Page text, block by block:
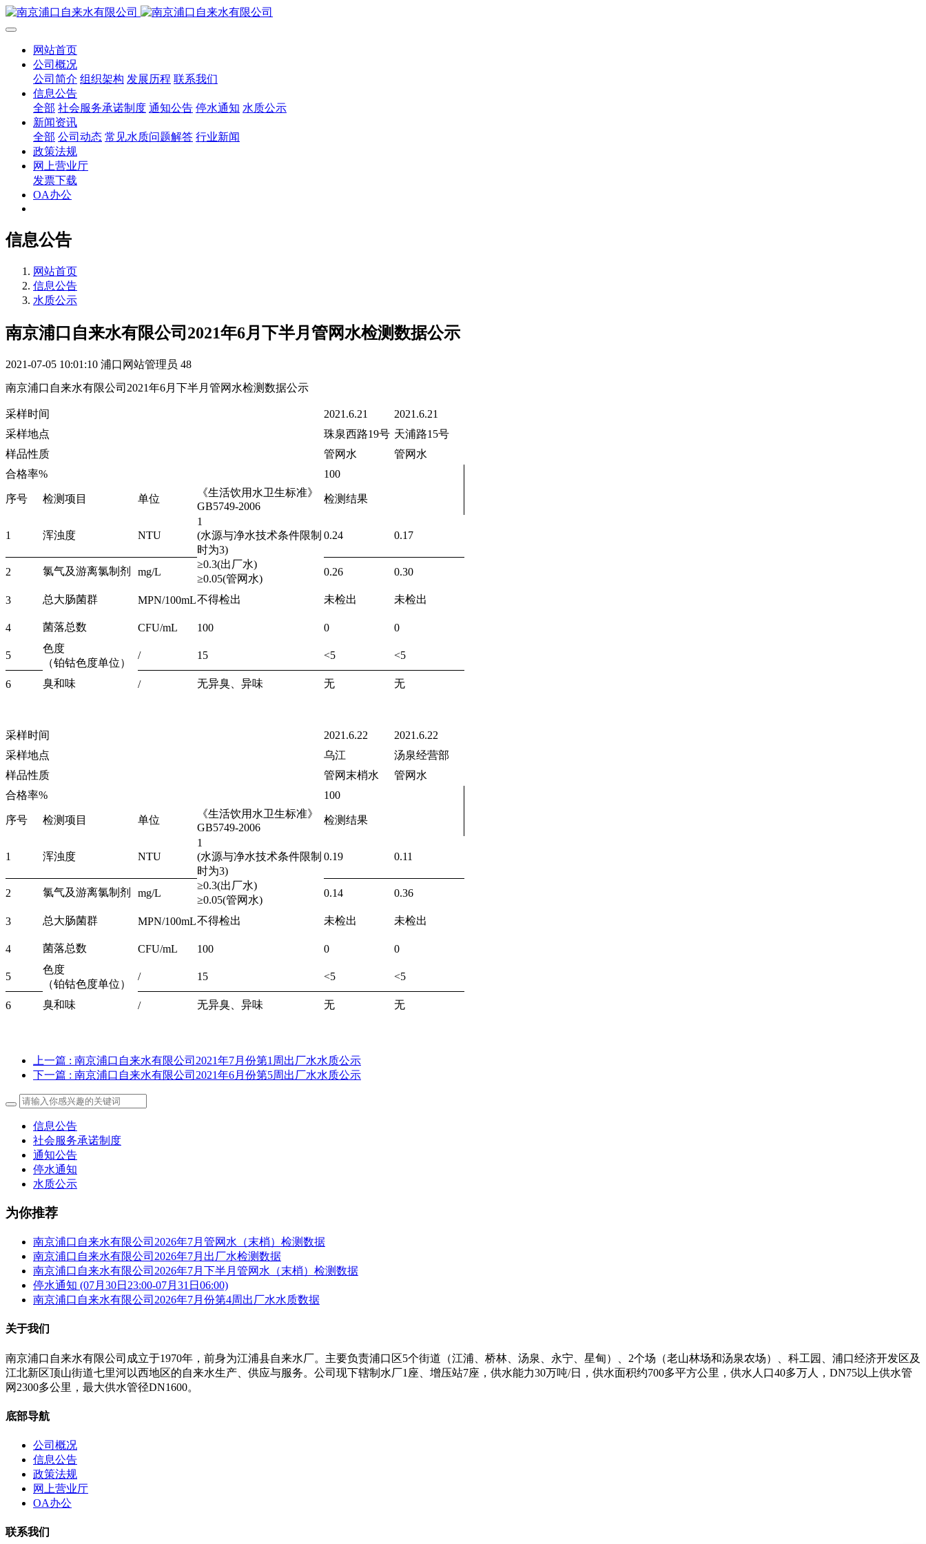
网站首页
公司概况
公司简介 组织架构 发展历程 联系我们
信息公告
全部 社会服务承诺制度 通知公告 停水通知 水质公示
新闻资讯
全部 公司动态 常见水质问题解答 行业新闻
政策法规
网上营业厅
发票下载
OA办公
信息公告
网站首页
信息公告
水质公示
南京浦口自来水有限公司2021年6月下半月管网水检测数据公示
2021-07-05 10:01:10 浦口网站管理员 48
南京浦口自来水有限公司2021年6月下半月管网水检测数据公示
采样时间 2021.6.21
2021.6.21
采样地点
珠泉西路19号 天浦路15号
样品性质
管网水
管网水
合格率%
100
序号 检测项目 单位
《生活饮用水卫生标准》
GB5749-2006
检测结果
1 浑浊度 NTU
1
0.24
0.17
(水源与净水技术条件限制
时为3)
2
氯气及游离氯制剂 mg/L
≥0.3(出厂水)
≥0.05(管网水)
0.26 0.30
3 总大肠菌群 MPN/100mL不得检出 未检出 未检出
4 菌落总数 CFU/mL 100 0 0
5
色度
/ 15 <5 <5
（铂钴色度单位）
6
臭和味 / 无异臭、异味 无 无
采样时间 2021.6.22
2021.6.22
采样地点
乌江
汤泉经营部
样品性质
管网末梢水
管网水
合格率%
100
序号 检测项目 单位
《生活饮用水卫生标准》
GB5749-2006
检测结果
1 浑浊度 NTU
1
0.19
0.11
(水源与净水技术条件限制
时为3)
2
氯气及游离氯制剂 mg/L
≥0.3(出厂水)
≥0.05(管网水)
0.14 0.36
3 总大肠菌群 MPN/100mL不得检出 未检出 未检出
4 菌落总数 CFU/mL 100 0 0
5
色度
/ 15 <5 <5
（铂钴色度单位）
6
臭和味 / 无异臭、异味 无 无
上一篇 : 南京浦口自来水有限公司2021年7月份第1周出厂水水质公示
下一篇 : 南京浦口自来水有限公司2021年6月份第5周出厂水水质公示
信息公告
社会服务承诺制度
通知公告
停水通知
水质公示
为你推荐
南京浦口自来水有限公司2026年7月管网水（末梢）检测数据
南京浦口自来水有限公司2026年7月出厂水检测数据
南京浦口自来水有限公司2026年7月下半月管网水（末梢）检测数据
停水通知 (07月30日23:00-07月31日06:00)
南京浦口自来水有限公司2026年7月份第4周出厂水水质数据
关于我们
南京浦口自来水有限公司成立于1970年，前身为江浦县自来水厂。主要负责浦口区5个街道（江浦、桥林、汤泉、永宁、星甸）、2个场（老山林场和汤泉农场）、科工园、浦口经济开发区及
江北新区顶山街道七里河以西地区的自来水生产、供应与服务。公司现下辖制水厂1座、增压站7座，供水能力30万吨/日，供水面积约700多平方公里，供水人口40多万人，DN75以上供水管
网2300多公里，最大供水管径DN1600。
底部导航
公司概况
信息公告
政策法规
网上营业厅
OA办公
联系我们